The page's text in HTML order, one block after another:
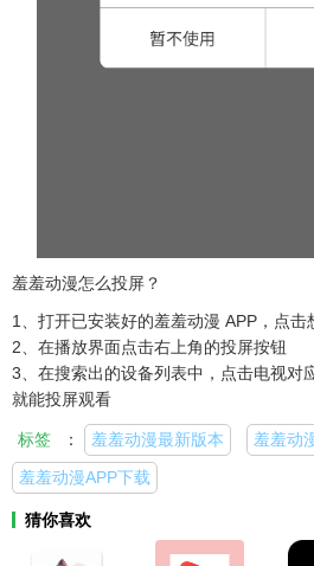
羞羞动漫怎么投屏​？
1、打开已安装好的羞羞动漫 APP，点击
2、在播放界面点击右上角的投屏按钮​
3、在搜索出的设备列表中，点击电视对
就能投屏观看​
标签 ： 羞羞动漫最新版本
羞羞动
羞羞动漫APP下载
猜你喜欢